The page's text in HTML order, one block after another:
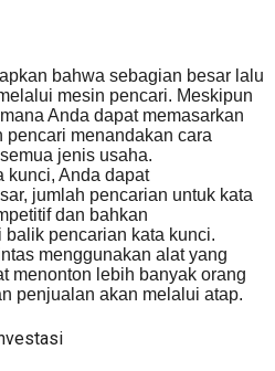
bahwa sebagian besar lalu
mesin pencari. Meskipun
Anda dapat memasarkan
pencari menandakan cara
jenis usaha.
kunci, Anda dapat
jumlah pencarian untuk kata
dan bahkan
pencarian kata kunci.
menggunakan alat yang
menonton lebih banyak orang
penjualan akan melalui atap.